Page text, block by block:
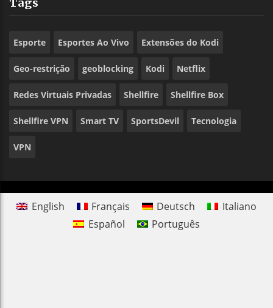
Esporte Esportes Ao Vivo Extensões do Kodi
Geo-restrição geoblocking Kodi Netflix
Redes Virtuais Privadas Shellfire Shellfire Box
Shellfire VPN Smart TV SportsDevil Tecnologia
VPN
English Français Deutsch
Italiano
Español
Português